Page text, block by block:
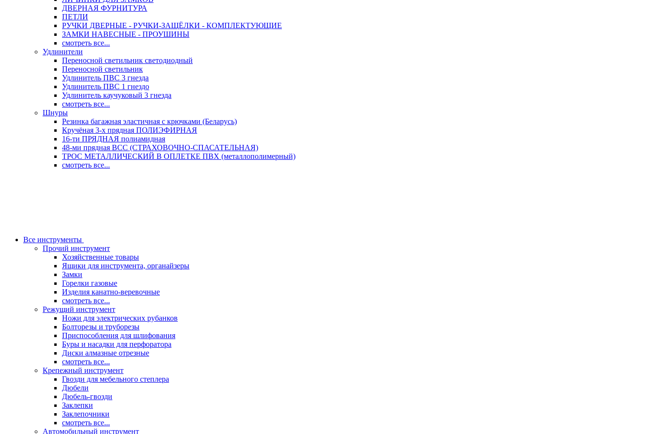
ДВЕРНАЯ ФУРНИТУРА
ПЕТЛИ
РУЧКИ ДВЕРНЫЕ - РУЧКИ-ЗАЩЁЛКИ - КОМПЛЕКТУЮЩИЕ
ЗАМКИ НАВЕСНЫЕ - ПРОУШИНЫ
смотреть все...
Удлинители
Переносной светильник светодиодный
Переносной светильник
Удлинитель ПВС 3 гнезда
Удлинитель ПВС 1 гнездо
Удлинитель каучуковый 3 гнезда
смотреть все...
Шнуры
Резинка багажная эластичная с крючками (Беларусь)
Кручёная 3-х прядная ПОЛИЭФИРНАЯ
16-ти ПРЯДНАЯ полиамидная
48-ми прядная ВСС (СТРАХОВОЧНО-СПАСАТЕЛЬНАЯ)
ТРОС МЕТАЛЛИЧЕСКИЙ В ОПЛЕТКЕ ПВХ (металлополимерный)
смотреть все...
Все инструменты
Прочий инструмент
Хозяйственные товары
Ящики для инструмента, органайзеры
Замки
Горелки газовые
Изделия канатно-веревочные
смотреть все...
Режущий инструмент
Ножи для электрических рубанков
Болторезы и труборезы
Приспособления для шлифования
Буры и насадки для перфоратора
Диски алмазные отрезные
смотреть все...
Крепежный инструмент
Гвозди для мебельного степлера
Дюбели
Дюбель-гвозди
Заклепки
Заклепочники
смотреть все...
Автомобильный инструмент